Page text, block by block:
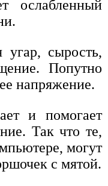
ослабленный
угар, сырость,
Попутно
напряжение.
и помогает
Так что те,
могут
с мятой.